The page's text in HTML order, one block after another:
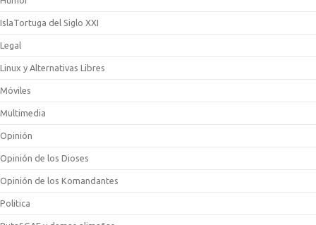
IslaTortuga del Siglo XXI
Legal
Linux y Alternativas Libres
Móviles
Multimedia
Opinión
Opinión de los Dioses
Opinión de los Komandantes
Politica